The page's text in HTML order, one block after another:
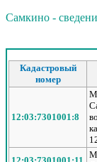
Самкино -
Кадастровый
номер
12:03:7301001:8